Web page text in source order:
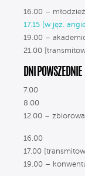
16.00 –
17.15 [w jęz.
19.00 –
21.00
DNI POWSZEDNIE
7.00
8.00
12.00 – zbiorowa
16.00
17.00
19.00 –